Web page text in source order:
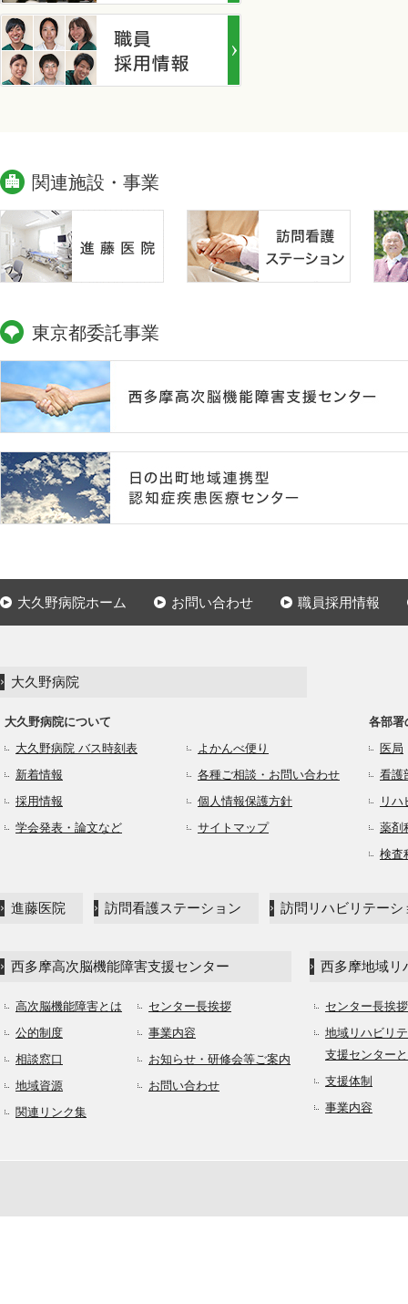
関連施設・事業
東京都委託事業
大久野病院ホーム お問い合わせ 職員採用情報
大久野病院
大久野病院について
大久野病院 バス時刻表
よかんべ便り
新着情報
各種ご相談・お問い合わせ
採用情報
個人情報保護方針
学会発表・論文など
サイトマップ
各部署
医局
看護
リ
薬剤
検査
進藤医院 訪問看護ステーション 訪問リハビリテーシ
西多摩高次脳機能障害支援センター
高次脳機能障害とは
公的制度
相談窓口
地域資源
関連リンク集
センター長挨拶
事業内容
お知らせ・研修会等ご案内
お問い合わせ
西多摩地域リ
センター長挨拶
地域リハビリ
支援センター
支援体制
事業内容